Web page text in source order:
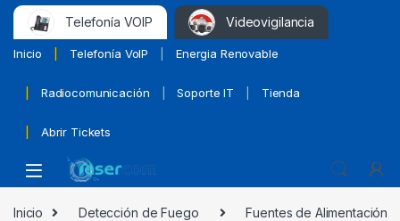
Telefonía VOIP Videovigilancia
Inicio Telefonía VoIP Energia Renovable
Radiocomunicación Soporte IT Tienda
Abrir Tickets
Inicio Detección de Fuego Fuentes de Alimentación